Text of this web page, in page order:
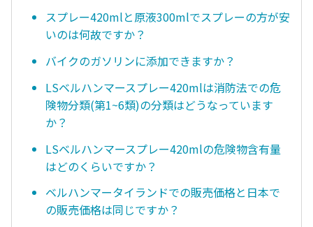
スプレー420mlと原液300mlでスプレーの方が安
いのは何故ですか？
バイクのガソリンに添加できますか？
LSベルハンマースプレー420mlは消防法での危
険物分類(第1~6類)の分類はどうなっています
か？
LSベルハンマースプレー420mlの危険物含有量
はどのくらいですか？
ベルハンマータイランドでの販売価格と日本で
の販売価格は同じですか？